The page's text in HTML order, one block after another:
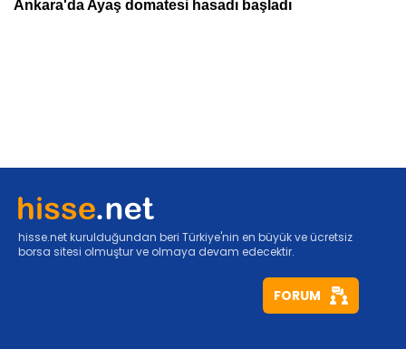
hisse.net kurulduğundan beri Türkiye'nin en büyük ve ücretsiz
borsa sitesi olmuştur ve olmaya devam edecektir.
FORUM